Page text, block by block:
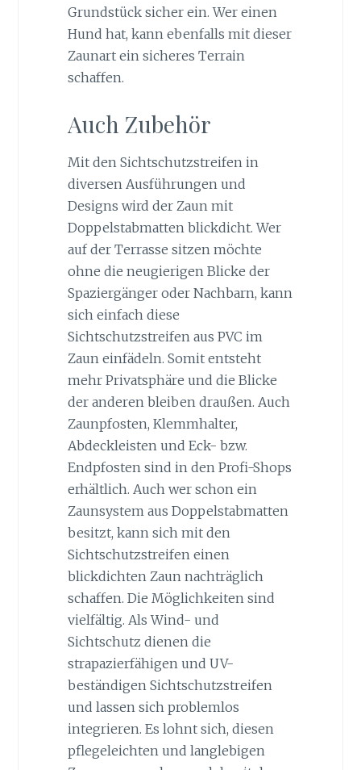
Grundstück sicher ein. Wer einen
Hund hat, kann ebenfalls mit dieser
Zaunart ein sicheres Terrain
schaffen.
Auch Zubehör
Mit den Sichtschutzstreifen in
diversen Ausführungen und
Designs wird der Zaun mit
Doppelstabmatten blickdicht. Wer
auf der Terrasse sitzen möchte
ohne die neugierigen Blicke der
Spaziergänger oder Nachbarn, kann
sich einfach diese
Sichtschutzstreifen aus PVC im
Zaun einfädeln. Somit entsteht
mehr Privatsphäre und die Blicke
der anderen bleiben draußen. Auch
Zaunpfosten, Klemmhalter,
Abdeckleisten und Eck- bzw.
Endpfosten sind in den Profi-Shops
erhältlich. Auch wer schon ein
Zaunsystem aus Doppelstabmatten
besitzt, kann sich mit den
Sichtschutzstreifen einen
blickdichten Zaun nachträglich
schaffen. Die Möglichkeiten sind
vielfältig. Als Wind- und
Sichtschutz dienen die
strapazierfähigen und UV-
beständigen Sichtschutzstreifen
und lassen sich problemlos
integrieren. Es lohnt sich, diesen
pflegeleichten und langlebigen